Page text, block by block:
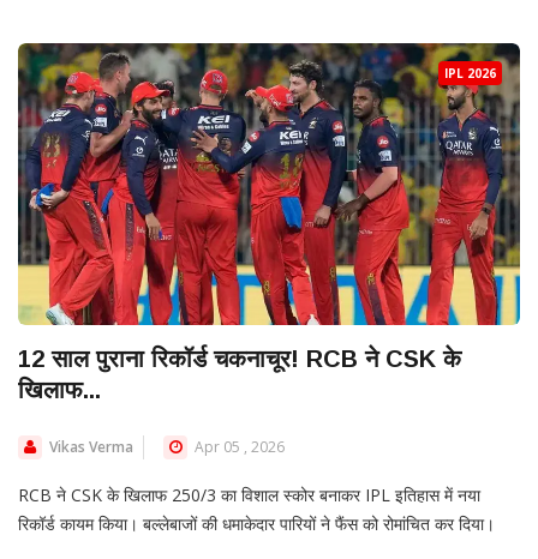
IPL 2026
12 साल पुराना रिकॉर्ड चकनाचूर! RCB ने CSK के
खिलाफ...
Vikas Verma Apr 05 , 2026
RCB ने CSK के खिलाफ 250/3 का विशाल स्कोर बनाकर IPL इतिहास में नया
रिकॉर्ड कायम किया। बल्लेबाजों की धमाकेदार पारियों ने फैंस को रोमांचित कर दिया।